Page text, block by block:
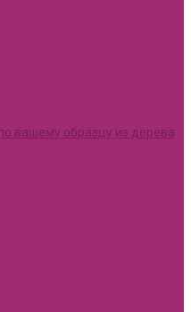
вашему образцу из дерева